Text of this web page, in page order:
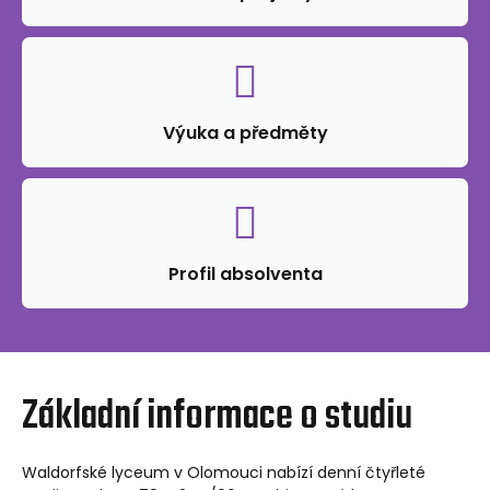
Výuka a předměty
Profil absolventa
Základní informace o studiu
Waldorfské lyceum v Olomouci nabízí denní čtyřleté